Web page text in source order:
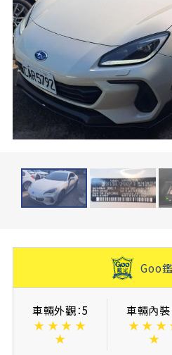
Goo
車輛外觀：5
★ ★ ★ ★
★
車輛內裝
★ ★ ★
★